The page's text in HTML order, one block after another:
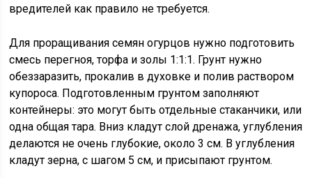
вредителей как правило не требуется.
Для проращивания семян огурцов нужно подготовить
смесь перегноя, торфа и золы 1:1:1. Грунт нужно
обеззаразить, прокалив в духовке и полив раствором
купороса. Подготовленным грунтом заполняют
контейнеры: это могут быть отдельные стаканчики, или
одна общая тара. Вниз кладут слой дренажа, углубления
делаются не очень глубокие, около 3 см. В углубления
кладут зерна, с шагом 5 см, и присыпают грунтом.